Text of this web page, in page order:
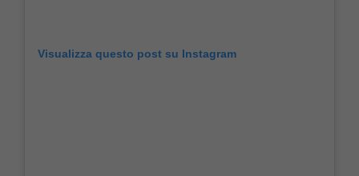
Visualizza questo post su Instagram